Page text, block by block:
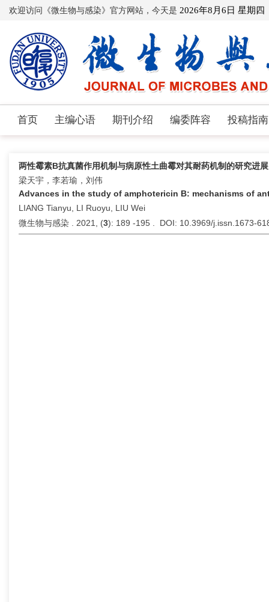
欢迎访问《微生物与感染》官方网站，今天是 2026年8月6日 星期四
首页 主编心语 期刊介绍 编委阵容 投稿指南
两性霉素B抗真菌作用机制与病原性土曲霉对其耐药机制的研究进展
梁天宇，李若瑜，刘伟
Advances in the study of amphotericin B: mechanisms of
LIANG Tianyu, LI Ruoyu, LIU Wei
微生物与感染 . 2021, (3): 189 -195 . DOI: 10.3969/j.issn.1673-